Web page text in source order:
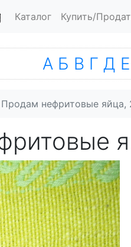
Каталог Купить/
Продам нефритовые яйца,
А Б В Г Д Е